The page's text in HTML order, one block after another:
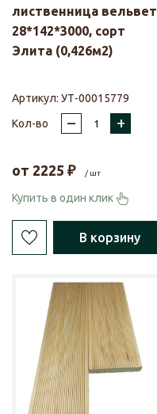
лиственница вельвет
28*142*3000, сорт
Элита (0,426м2)
Артикул: УТ-00015779
Кол-во
– +
от 2225 ₽ / шт
Купить в один клик
В корзину